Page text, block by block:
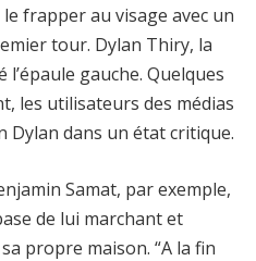
frapper au visage avec un
tour. Dylan Thiry, la
l’épaule gauche. Quelques
les utilisateurs des médias
Dylan dans un état critique.
Samat, par exemple,
de lui marchant et
propre maison. “A la fin